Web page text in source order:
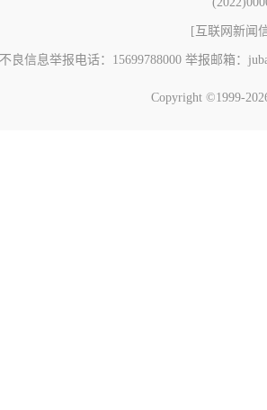
[ 互联网新闻
良信息举报电话：15699788000 举报邮箱：
Copyright ©1999-